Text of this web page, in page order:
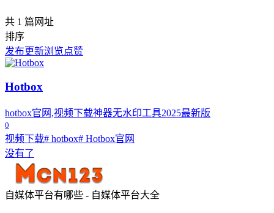
共 1 篇网址
排序
发布更新浏览点赞
Hotbox
hotbox官网,视频下载神器无水印工具2025最新版
0
视频下载# hotbox# Hotbox官网
没有了
自媒体平台有哪些 - 自媒体平台大全